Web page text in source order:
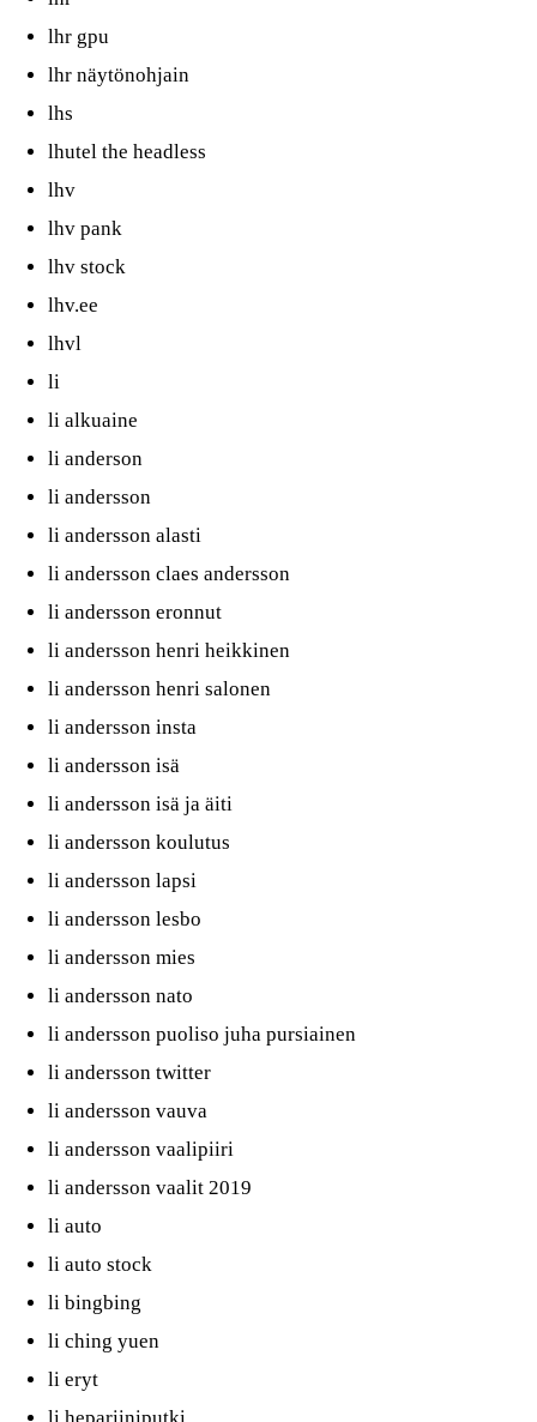
lhr gpu
lhr näytönohjain
lhs
lhutel the headless
lhv
lhv pank
lhv stock
lhv.ee
lhvl
li
li alkuaine
li anderson
li andersson
li andersson alasti
li andersson claes andersson
li andersson eronnut
li andersson henri heikkinen
li andersson henri salonen
li andersson insta
li andersson isä
li andersson isä ja äiti
li andersson koulutus
li andersson lapsi
li andersson lesbo
li andersson mies
li andersson nato
li andersson puoliso juha pursiainen
li andersson twitter
li andersson vauva
li andersson vaalipiiri
li andersson vaalit 2019
li auto
li auto stock
li bingbing
li ching yuen
li eryt
li hepariiniputki